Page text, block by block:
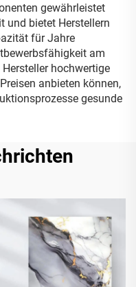
gewährleistet
und bietet Herstellern
für Jahre
am
hochwertige
anbieten können,
gesunde